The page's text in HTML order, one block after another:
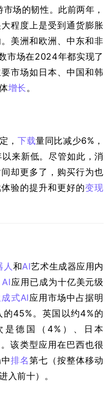
场的韧性。此前两年，
程度上是受到通货膨胀
美洲和欧洲、中东和非
市场在2024年都实现了
要市场如日本、中国和韩
增长。
， 下载量同比减少6%，
来新低。尽管如此，消
却更多了，购买行为也
验的提升和更好的变现
人和AI艺术生成器应用内
AI应用已成为十亿美元级
式AI应用市场中占据明
的45%。英国以约4%的
德国（4%）、日本
该类型应用在巴西也很
排名第七（按整体移动
入前十）。